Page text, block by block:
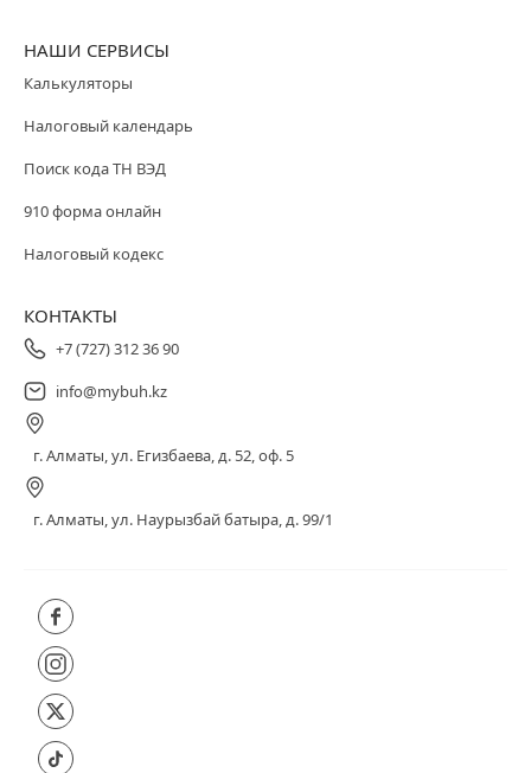
НАШИ СЕРВИСЫ
Калькуляторы
Налоговый календарь
Поиск кода ТН ВЭД
910 форма онлайн
Налоговый кодекс
КОНТАКТЫ
+7 (727) 312 36 90
info@mybuh.kz
г. Алматы, ул. Егизбаева, д. 52, оф. 5
г. Алматы, ул. Наурызбай батыра, д. 99/1